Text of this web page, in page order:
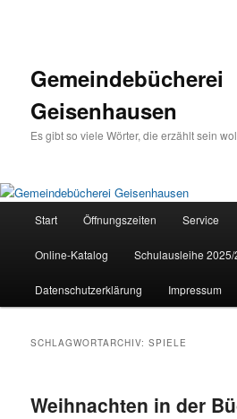
Gemeindebücherei
Geisenhausen
Es gibt so viele Wörter, die erzählt sein
Start Öffnungszeiten Service
Online-Katalog Schulausleihe 2025/
Datenschutzerklärung Impressum
SCHLAGWORTARCHIV:SPIELE
Weihnachten in der